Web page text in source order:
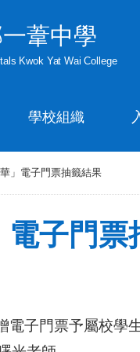
葦中學
Kwok Yat Wai College
學校組織
華」電子門票抽籤結果
電子門
電子門票予屬校學